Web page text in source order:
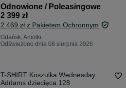
Odnowione / Poleasingowe
2 399 zł
2 469 zł z Pakietem Ochronnym
Gdańsk, Aniołki
Odświeżono dnia 08 sierpnia 2026
T-SHIRT Koszulka Wednesday
Addams dziecięca 128